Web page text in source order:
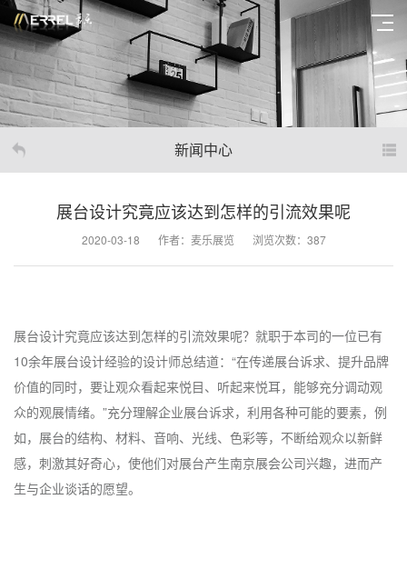
新闻中心
展台设计究竟应该达到怎样的引流效果呢
2020-03-18 作者：麦乐展览 浏览次数：387
展台设计究竟应该达到怎样的引流效果呢？就职于本司的一位已有
10余年展台设计经验的设计师总结道：“在传递展台诉求、提升品牌
价值的同时，要让观众看起来悦目、听起来悦耳，能够充分调动观
众的观展情绪。”充分理解企业展台诉求，利用各种可能的要素，例
如，展台的结构、材料、音响、光线、色彩等，不断给观众以新鲜
感，刺激其好奇心，使他们对展台产生南京展会公司兴趣，进而产
生与企业谈话的愿望。